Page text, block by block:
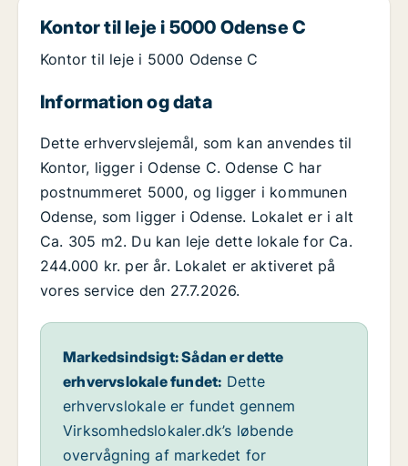
Kontor til leje i 5000 Odense C
Kontor til leje i 5000 Odense C
Information og data
Dette erhvervslejemål, som kan anvendes til
Kontor, ligger i Odense C. Odense C har
postnummeret 5000, og ligger i kommunen
Odense, som ligger i Odense. Lokalet er i alt
Ca. 305 m2. Du kan leje dette lokale for Ca.
244.000 kr. per år. Lokalet er aktiveret på
vores service den 27.7.2026.
Markedsindsigt: Sådan er dette
erhvervslokale fundet: Dette
erhvervslokale er fundet gennem
Virksomhedslokaler.dk’s løbende
overvågning af markedet for